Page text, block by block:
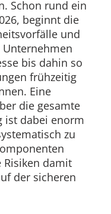
Schon rund ein
beginnt die
und
bis dahin so
frühzeitig
Eine
die gesamte
ist dabei enorm
zu
Risiken damit
der sicheren